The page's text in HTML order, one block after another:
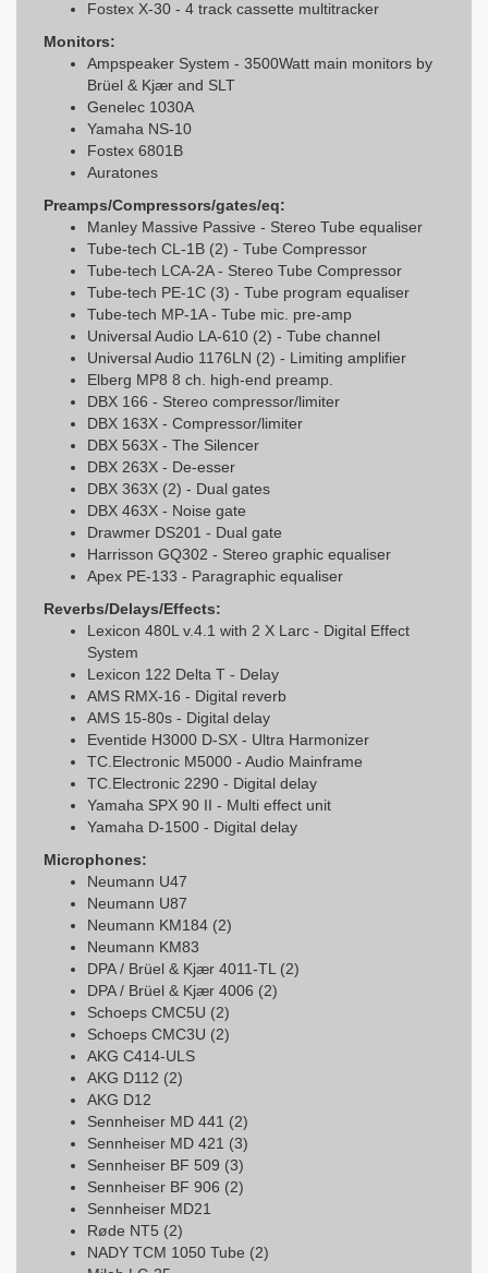
Fostex X-30 - 4 track cassette multitracker
Monitors:
Ampspeaker System - 3500Watt main monitors by
Brüel & Kjær and SLT
Genelec 1030A
Yamaha NS-10
Fostex 6801B
Auratones
Preamps/Compressors/gates/eq:
Manley Massive Passive - Stereo Tube equaliser
Tube-tech CL-1B (2) - Tube Compressor
Tube-tech LCA-2A - Stereo Tube Compressor
Tube-tech PE-1C (3) - Tube program equaliser
Tube-tech MP-1A - Tube mic. pre-amp
Universal Audio LA-610 (2) - Tube channel
Universal Audio 1176LN (2) - Limiting amplifier
Elberg MP8 8 ch. high-end preamp.
DBX 166 - Stereo compressor/limiter
DBX 163X - Compressor/limiter
DBX 563X - The Silencer
DBX 263X - De-esser
DBX 363X (2) - Dual gates
DBX 463X - Noise gate
Drawmer DS201 - Dual gate
Harrisson GQ302 - Stereo graphic equaliser
Apex PE-133 - Paragraphic equaliser
Reverbs/Delays/Effects:
Lexicon 480L v.4.1 with 2 X Larc - Digital Effect
System
Lexicon 122 Delta T - Delay
AMS RMX-16 - Digital reverb
AMS 15-80s - Digital delay
Eventide H3000 D-SX - Ultra Harmonizer
TC.Electronic M5000 - Audio Mainframe
TC.Electronic 2290 - Digital delay
Yamaha SPX 90 II - Multi effect unit
Yamaha D-1500 - Digital delay
Microphones:
Neumann U47
Neumann U87
Neumann KM184 (2)
Neumann KM83
DPA / Brüel & Kjær 4011-TL (2)
DPA / Brüel & Kjær 4006 (2)
Schoeps CMC5U (2)
Schoeps CMC3U (2)
AKG C414-ULS
AKG D112 (2)
AKG D12
Sennheiser MD 441 (2)
Sennheiser MD 421 (3)
Sennheiser BF 509 (3)
Sennheiser BF 906 (2)
Sennheiser MD21
Røde NT5 (2)
NADY TCM 1050 Tube (2)